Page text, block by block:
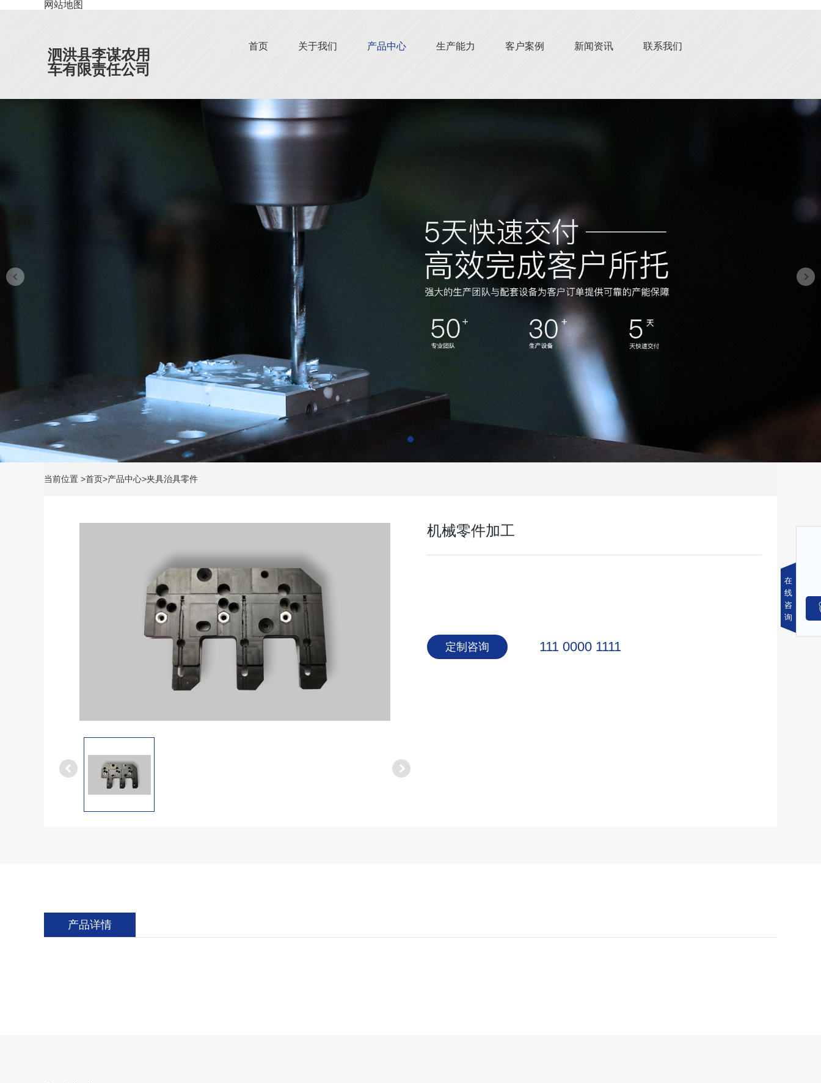
网站地图
泗洪县李谋农用
车有限责任公司
首页 关于我们 产品中心 生产能力 客户案例 新闻资讯 联系我们
当前位置 >首页>产品中心>夹具治具零件
机械零件加工
定制咨询 111 0000 1111
产品详情